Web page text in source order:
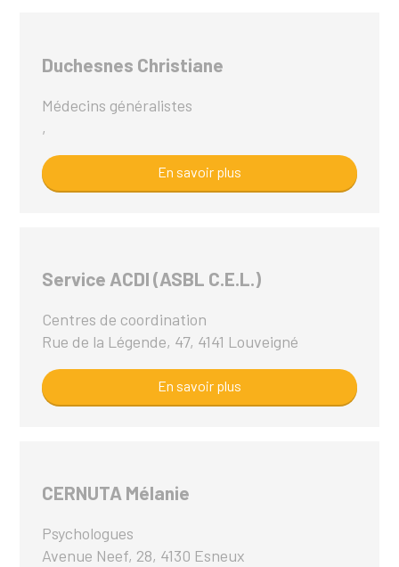
Duchesnes Christiane
Médecins généralistes
,
En savoir plus
Service ACDI (ASBL C.E.L.)
Centres de coordination
Rue de la Légende, 47, 4141 Louveigné
En savoir plus
CERNUTA Mélanie
Psychologues
Avenue Neef, 28, 4130 Esneux